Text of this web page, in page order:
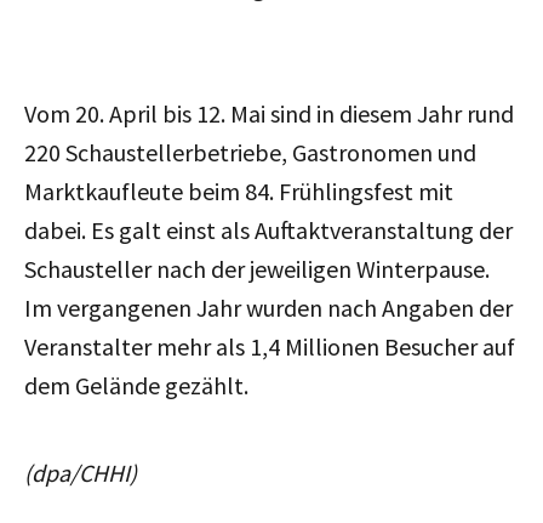
Vom 20. April bis 12. Mai sind in diesem Jahr rund
220 Schaustellerbetriebe, Gastronomen und
Marktkaufleute beim 84. Frühlingsfest mit
dabei. Es galt einst als Auftaktveranstaltung der
Schausteller nach der jeweiligen Winterpause.
Im vergangenen Jahr wurden nach Angaben der
Veranstalter mehr als 1,4 Millionen Besucher auf
dem Gelände gezählt.
(dpa/CHHI)